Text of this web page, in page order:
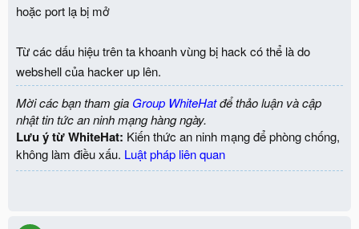
hoặc port lạ bị mở
Từ các dấu hiệu trên ta khoanh vùng bị hack có thể là do
webshell của hacker up lên.
Mời các bạn tham gia Group WhiteHatđể thảo luận và cập
nhật tin tức an ninh mạng hàng ngày.
Lưu ý từ WhiteHat: Kiến thức an ninh mạng để phòng chống,
không làm điều xấu. Luật pháp liên quan